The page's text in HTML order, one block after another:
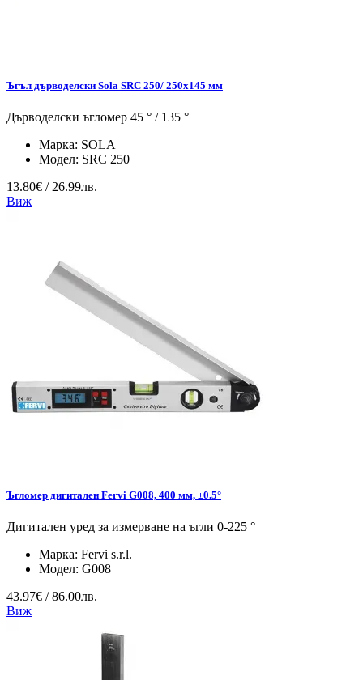
Ъгъл дърводелски Sola SRC 250/ 250x145 мм
Дърводелски ъгломер 45 ° / 135 °
Марка: SOLA
Модел: SRC 250
13.80€ / 26.99лв.
Виж
Ъгломер дигитален Fervi G008, 400 мм, ±0.5°
Дигитален уред за измерване на ъгли 0-225 °
Марка: Fervi s.r.l.
Модел: G008
43.97€ / 86.00лв.
Виж